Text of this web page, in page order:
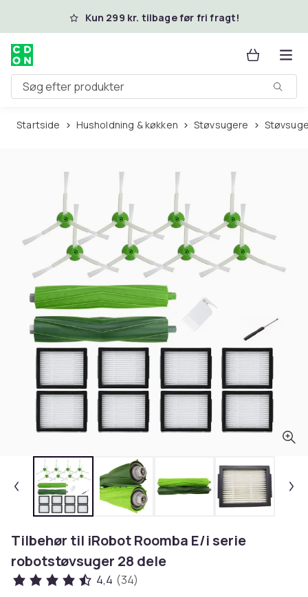
Spring til hovedindhold
Kun 299 kr. tilbage før fri fragt!
Søg efter produkter
Startside Husholdning & køkken Støvsugere
Tilbehør til iRobot Roomba E/i serie
robotstøvsuger 28 dele
4,4 (34)